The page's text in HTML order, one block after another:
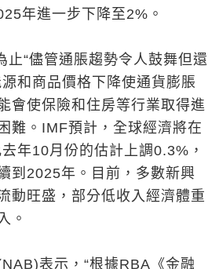
年進一步下降至2%。
止“儘管通脹趨勢令人鼓舞但還
和商品價格下降使通貨膨脹
會使保險和住房等行業取得進
難。IMF預計，全球經濟將在
年10月份的估計上調0.3%，
到2025年。目前，多數新興
動旺盛，部分低收入經濟體重
。
表示，“根據RBA《金融